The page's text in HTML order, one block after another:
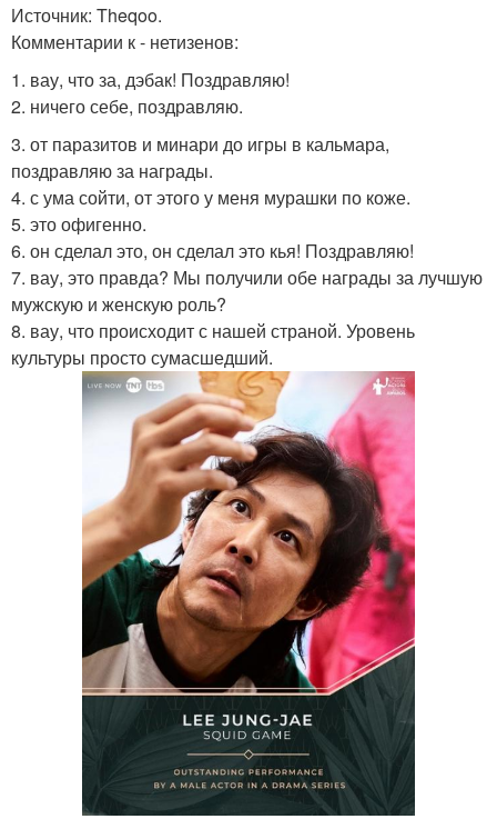
Источник: Theqoo.
Комментарии к - нетизенов:
1. вау, что за, дэбак! Поздравляю!
2. ничего себе, поздравляю.
3. от паразитов и минари до игры в кальмара,
поздравляю за награды.
4. с ума сойти, от этого у меня мурашки по коже.
5. это офигенно.
6. он сделал это, он сделал это кья! Поздравляю!
7. вау, это правда? Мы получили обе награды за лучшую
мужскую и женскую роль?
8. вау, что происходит с нашей страной. Уровень
культуры просто сумасшедший.